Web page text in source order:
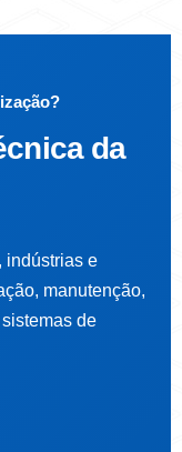
da
indústrias e
manutenção,
de